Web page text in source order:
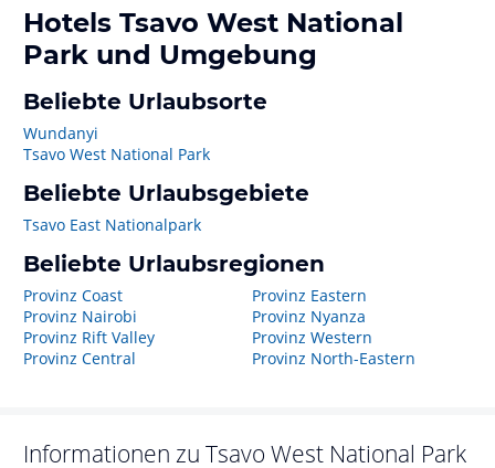
Hotels Tsavo West National
Park und Umgebung
Beliebte Urlaubsorte
Wundanyi
Tsavo West National Park
Beliebte Urlaubsgebiete
Tsavo East Nationalpark
Beliebte Urlaubsregionen
Provinz Coast
Provinz Nairobi
Provinz Rift Valley
Provinz Central
Provinz Eastern
Provinz Nyanza
Provinz Western
Provinz North-Eastern
Informationen zu Tsavo West National Park